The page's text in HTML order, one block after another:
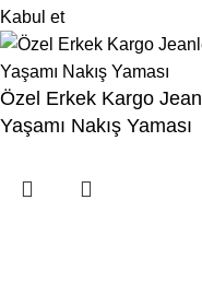
Kabul et
Özel Erkek Kargo
Yaşamı Nakış Yaması